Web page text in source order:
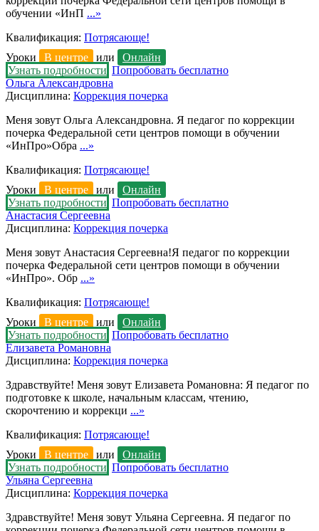
обучении «ИнП ...»
Квалификация: Потрясающе!
Уроки
В центре или
Онлайн
Узнать подробности Попробовать бесплатно
Ольга Александровна
Дисциплина: Коррекция почерка
Меня зовут Ольга Александровна. Я педагог по коррекции
почерка Федеральной сети центров помощи в обучении
«ИнПро»Обра ...»
Квалификация: Потрясающе!
Уроки
В центре или
Онлайн
Узнать подробности Попробовать бесплатно
Анастасия Сергеевна
Дисциплина: Коррекция почерка
Меня зовут Анастасия Сергеевна!Я педагог по коррекции
почерка Федеральной сети центров помощи в обучении
«ИнПро». Обр ...»
Квалификация: Потрясающе!
Уроки
В центре или
Онлайн
Узнать подробности Попробовать бесплатно
Елизавета Романовна
Дисциплина: Коррекция почерка
Здравствуйте! Меня зовут Елизавета Романовна: Я педагог по
подготовке к школе, начальным классам, чтению,
скорочтению и коррекци ...»
Квалификация: Потрясающе!
Уроки
В центре или
Онлайн
Узнать подробности Попробовать бесплатно
Ульяна Сергеевна
Дисциплина: Коррекция почерка
Здравствуйте! Меня зовут Ульяна Сергеевна. Я педагог по